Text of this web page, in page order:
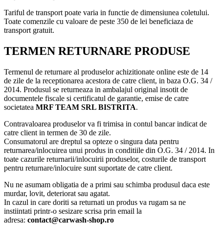
Tariful de transport poate varia in functie de dimensiunea coletului.
Toate comenzile cu valoare de peste 350 de lei beneficiaza de
transport gratuit.
TERMEN RETURNARE PRODUSE
Termenul de returnare al produselor achizitionate online este de 14
de zile de la receptionarea acestora de catre client, in baza O.G. 34 /
2014. Produsul se returneaza in ambalajul original insotit de
documentele fiscale si certificatul de garantie, emise de catre
societatea MRF TEAM SRL BISTRITA.
Contravaloarea produselor va fi trimisa in contul bancar indicat de
catre client in termen de 30 de zile.
Consumatorul are dreptul sa opteze o singura data pentru
returnarea/inlocuirea unui produs in conditiile din O.G. 34 / 2014. In
toate cazurile returnarii/inlocuirii produselor, costurile de transport
pentru returnare/inlocuire sunt suportate de catre client.
Nu ne asumam obligatia de a primi sau schimba produsul daca este
murdar, lovit, deteriorat sau agatat.
In cazul in care doriti sa returnati un produs va rugam sa ne
instiintati printr-o sesizare scrisa prin email la
adresa: contact@carwash-shop.ro